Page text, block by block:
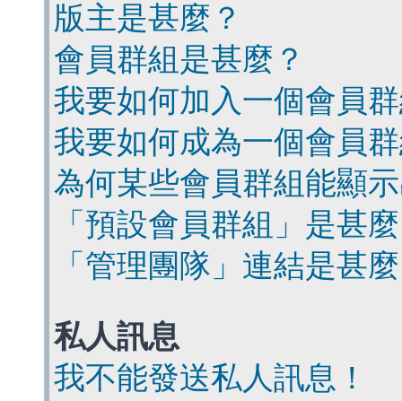
版主是甚麼？
會員群組是甚麼？
我要如何加入一個會員
我要如何成為一個會員
為何某些會員群組能顯
「預設會員群組」是甚
「管理團隊」連結是甚
私人訊息
我不能發送私人訊息！